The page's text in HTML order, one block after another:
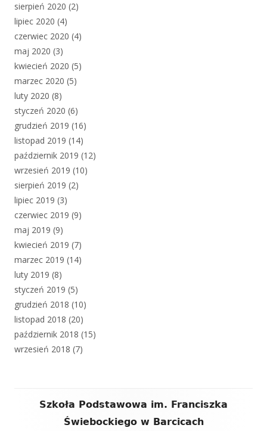
sierpień 2020 (2)
lipiec 2020 (4)
czerwiec 2020 (4)
maj 2020 (3)
kwiecień 2020 (5)
marzec 2020 (5)
luty 2020 (8)
styczeń 2020 (6)
grudzień 2019 (16)
listopad 2019 (14)
październik 2019 (12)
wrzesień 2019 (10)
sierpień 2019 (2)
lipiec 2019 (3)
czerwiec 2019 (9)
maj 2019 (9)
kwiecień 2019 (7)
marzec 2019 (14)
luty 2019 (8)
styczeń 2019 (5)
grudzień 2018 (10)
listopad 2018 (20)
październik 2018 (15)
wrzesień 2018 (7)
Zawartość
Szkoła Podstawowa im. Franciszka
Świebockiego w Barcicach